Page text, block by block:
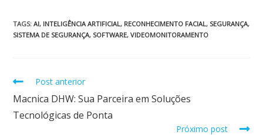
e
b
o
k
at
s
p
p
k
e
itt
er
ai
l
ar
e
TAGS:AI, INTELIGÊNCIA ARTIFICIAL, RECONHECIMENTO FACIAL, SEGURANÇA,
SISTEMA DE SEGURANÇA, SOFTWARE, VIDEOMONITORAMENTO
Post anterior
Macnica DHW: Sua Parceira em Soluções
Tecnológicas de Ponta
Próximo post